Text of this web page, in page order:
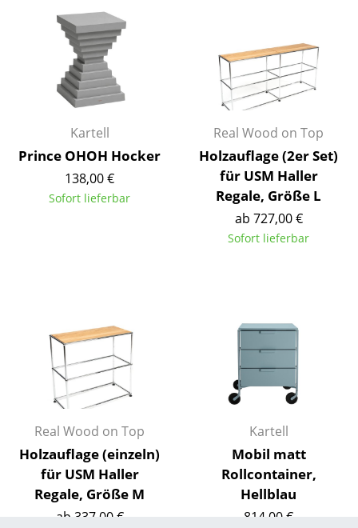
Einzelteile
... alle Aufbewahrungsmöbel
Hängeleuchten & Deckenleuchten
Tischleuchten
Schreibtischleuchten
Outdoor-Leuchten
Akkuleuchten
... alle Leuchten
Betten
Doppelbetten
Einzelbetten
Kartell
Prince OHOH Hocker
138,00 €
Sofort lieferbar
Real Wood on Top
Holzauflage (2er Set)
für USM Haller
Regale, Größe L
ab 727,00 €
Sofort lieferbar
Real Wood on Top
Holzauflage (einzeln)
für USM Haller
Regale, Größe M
ab 337,00 €
Kartell
Mobil matt
Rollcontainer,
Hellblau
814,00 €